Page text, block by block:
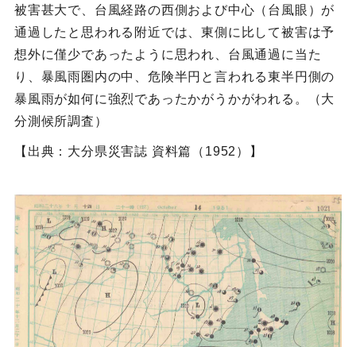
被害甚大で、台風経路の西側および中心（台風眼）が
通過したと思われる附近では、東側に比して被害は予
想外に僅少であったように思われ、台風通過に当た
り、暴風雨圏内の中、危険半円と言われる東半円側の
暴風雨が如何に強烈であったかがうかがわれる。（大
分測候所調査）
【出典：大分県災害誌 資料篇（1952）】